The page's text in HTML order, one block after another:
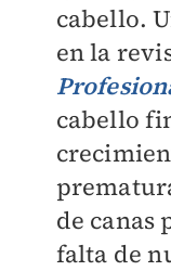
cabello.
en la
cabello
de canas
falta de